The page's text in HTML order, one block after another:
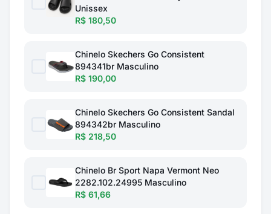
Unissex
R$ 180,50
Chinelo Skechers Go Consistent
894341br Masculino
R$ 190,00
Chinelo Skechers Go Consistent Sandal
894342br Masculino
R$ 218,50
Chinelo Br Sport Napa Vermont Neo
2282.102.24995 Masculino
R$ 61,66